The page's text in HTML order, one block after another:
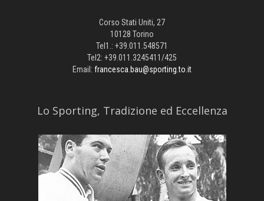
Corso Stati Uniti, 27
10128 Torino
Tel1.: +39.011.548571
Tel2: +39.011.3245411/425
Email: francesca.bau@sporting.to.it
​Lo Sporting, Tradizione ed Eccellenza